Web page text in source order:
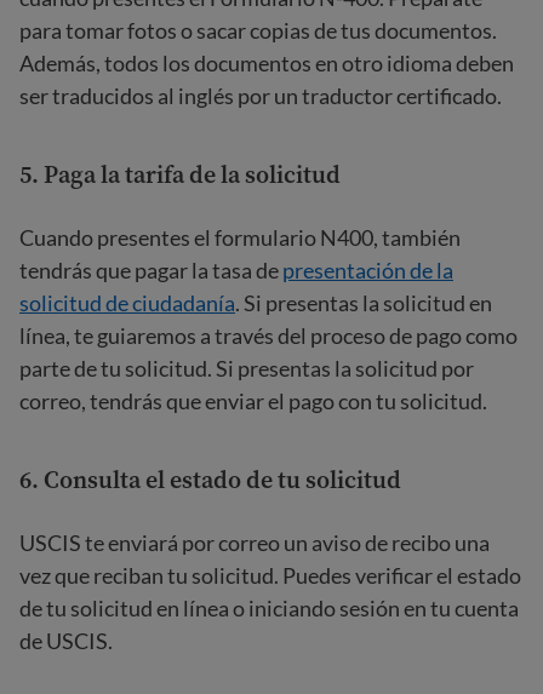
para tomar fotos o sacar copias de tus documentos.
Además, todos los documentos en otro idioma deben
ser traducidos al inglés por un traductor certificado.
5. Paga la tarifa de la solicitud
Cuando presentes el formulario N400, también
tendrás que pagar la tasa depresentación de la
solicitud de ciudadanía. Si presentas la solicitud en
línea, te guiaremos a través del proceso de pago como
parte de tu solicitud. Si presentas la solicitud por
correo, tendrás que enviar el pago con tu solicitud.
6. Consulta el estado de tu solicitud
USCIS te enviará por correo un aviso de recibo una
vez que reciban tu solicitud. Puedes verificar el estado
de tu solicitud en línea o iniciando sesión en tu cuenta
de USCIS.